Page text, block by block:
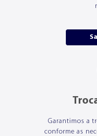
Garantimos a
conforme as